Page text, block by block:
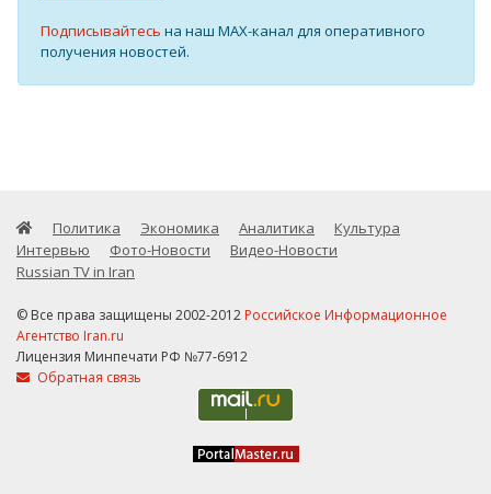
Подписывайтесь на наш MAX-канал для оперативного
получения новостей.
Политика Экономика Аналитика
Культура
Интервью
Фото-Новости
Видео-Новости
Russian TV in Iran
© Все права защищены 2002-2012 Российское Информационное
Агентство Iran.ru
Лицензия Минпечати РФ №77-6912
Обратная связь